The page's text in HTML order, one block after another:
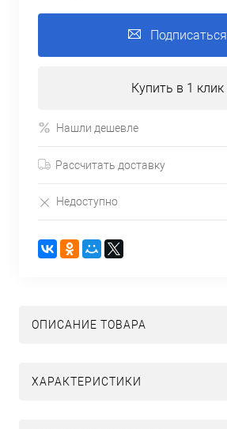
Подписаться
Купить в 1 клик
Нашли дешевле
Рассчитать доставку
Недоступно
ОПИСАНИЕ ТОВАРА
ХАРАКТЕРИСТИКИ